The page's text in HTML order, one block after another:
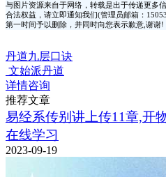
与图片资源来自于网络，转载是出于传递更多
合法权益，请立即通知我们(管理员邮箱：
第一时间予以删除，并同时向您表示歉意,谢谢!
丹道九层口诀
文始派丹道
详情咨询
推荐文章
易经系传别讲上传11章,开
在线学习
2023-09-19